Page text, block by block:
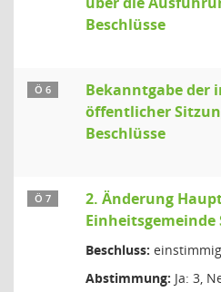
Beschlüsse
Ö 6
Bekanntgabe der
öffentlicher
Beschlüsse
Ö 7
2. Änderung
Beschluss:
Abstimmung: Ja: 3,